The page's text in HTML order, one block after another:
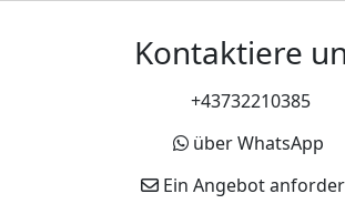
Kontaktiere
+43732210385
über WhatsApp
Ein Angebot